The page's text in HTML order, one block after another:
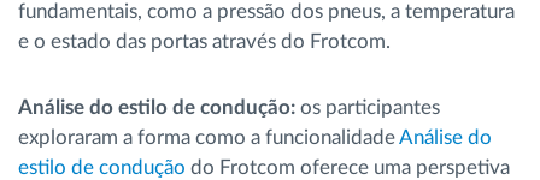
fundamentais, como a pressão dos pneus, a temperatura
e o estado das portas através do Frotcom.
Análise do estilo de condução: os participantes
exploraram a forma como a funcionalidadeAnálise do
estilo de condução do Frotcom oferece uma perspetiva